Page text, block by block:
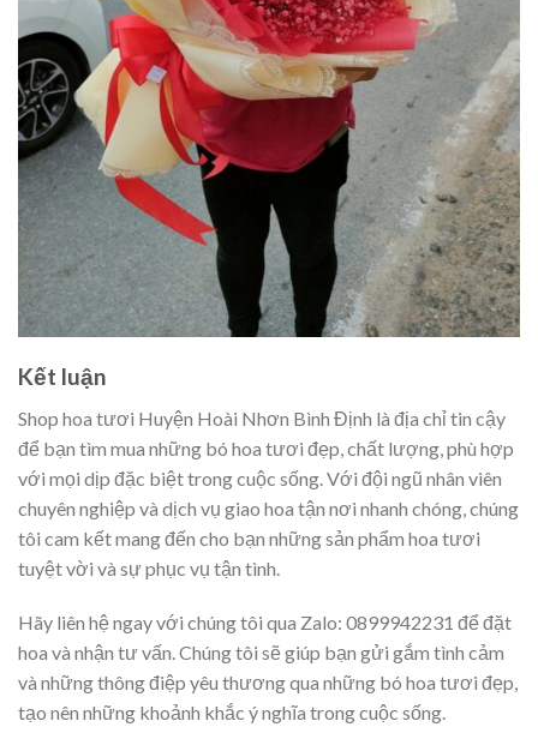
Kết luận
Shop hoa tươi Huyện Hoài Nhơn Bình Định là địa chỉ tin cậy
để bạn tìm mua những bó hoa tươi đẹp, chất lượng, phù hợp
với mọi dịp đặc biệt trong cuộc sống. Với đội ngũ nhân viên
chuyên nghiệp và dịch vụ giao hoa tận nơi nhanh chóng, chúng
tôi cam kết mang đến cho bạn những sản phẩm hoa tươi
tuyệt vời và sự phục vụ tận tình.
Hãy liên hệ ngay với chúng tôi qua Zalo: 0899942231 để đặt
hoa và nhận tư vấn. Chúng tôi sẽ giúp bạn gửi gắm tình cảm
và những thông điệp yêu thương qua những bó hoa tươi đẹp,
tạo nên những khoảnh khắc ý nghĩa trong cuộc sống.